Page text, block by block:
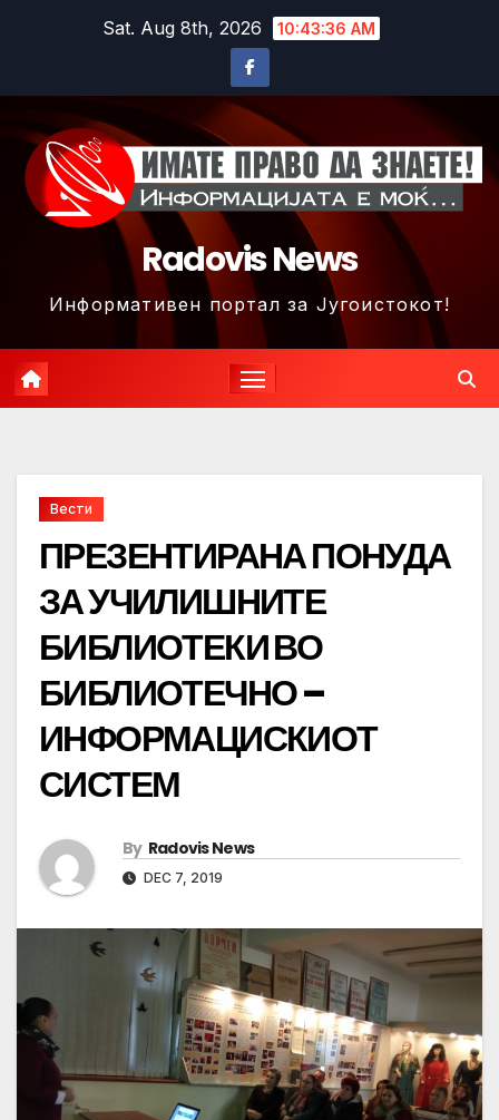
Sat. Aug 8th, 2026 10:43:39 AM
Radovis News
Информативен портал за Југоистокот!
Вести
ПРЕЗЕНТИРАНА ПОНУДА
ЗА УЧИЛИШНИТЕ
БИБЛИОТЕКИ ВО
БИБЛИОТЕЧНО –
ИНФОРМАЦИСКИОТ
СИСТЕМ
By Radovis News
DEC 7, 2019